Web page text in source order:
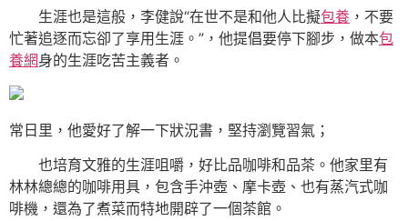
生涯也是這般，李健說“在世不是和他人比擬包養 ，不要
忙著追逐而忘卻了享用生涯。”，他提倡要停下腳步，做本包
養網身的生涯吃苦主義者。
常日里，他愛好了解一下狀況書，堅持瀏覽習氣；
也培育文雅的生涯咀嚼，好比品咖啡和品茶。他家里有
林林總總的咖啡用具，包含手沖壺、摩卡壺、也有蒸汽式咖
啡機，還為了煮菜而特地開辟了一個茶館。